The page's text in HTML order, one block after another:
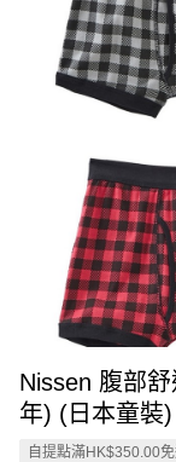
Nissen 腹部
年) (日本童裝
自提點滿HK$350.00